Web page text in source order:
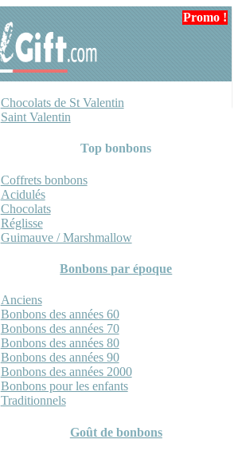
Chocolats de St Valentin
Saint Valentin
Top bonbons
Coffrets bonbons
Acidulés
Chocolats
Réglisse
Guimauve / Marshmallow
Bonbons par époque
Anciens
Bonbons des années 60
Bonbons des années 70
Bonbons des années 80
Bonbons des années 90
Bonbons des années 2000
Bonbons pour les enfants
Traditionnels
Goût de bonbons
Promo !